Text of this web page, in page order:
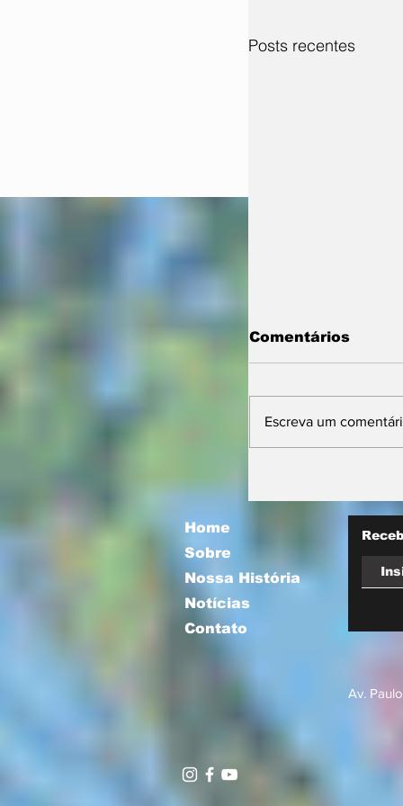
Posts recentes
com a
Comentários
Escreva um
Home
Sobre
Nossa História
Notícias
Contato
Av.